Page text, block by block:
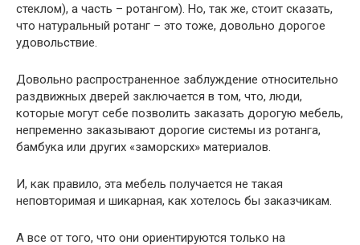
стеклом), а часть – ротангом). Но, так же, стоит сказать,
что натуральный ротанг – это тоже, довольно дорогое
удовольствие.
Довольно распространенное заблуждение относительно
раздвижных дверей заключается в том, что, люди,
которые могут себе позволить заказать дорогую мебель,
непременно заказывают дорогие системы из ротанга,
бамбука или других «заморских» материалов.
И, как правило, эта мебель получается не такая
неповторимая и шикарная, как хотелось бы заказчикам.
А все от того, что они ориентируются только на